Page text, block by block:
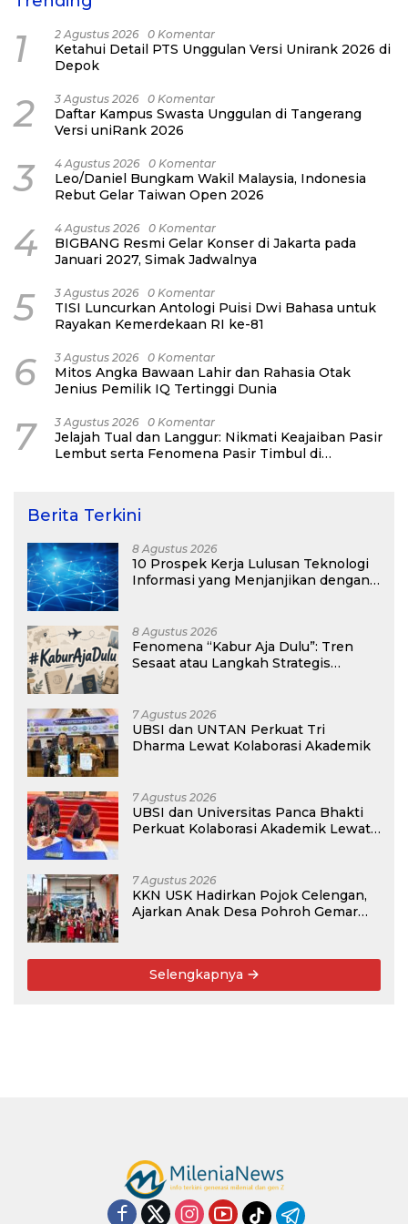
1 2 Agustus 2026 0 Komentar
Ketahui Detail PTS Unggulan Versi Unirank 2026 di
Depok
2 3 Agustus 2026 0 Komentar
Daftar Kampus Swasta Unggulan di Tangerang
Versi uniRank 2026
3 4 Agustus 2026 0 Komentar
Leo/Daniel Bungkam Wakil Malaysia, Indonesia
Rebut Gelar Taiwan Open 2026
4 4 Agustus 2026 0 Komentar
BIGBANG Resmi Gelar Konser di Jakarta pada
Januari 2027, Simak Jadwalnya
5 3 Agustus 2026 0 Komentar
TISI Luncurkan Antologi Puisi Dwi Bahasa untuk
Rayakan Kemerdekaan RI ke-81
6 3 Agustus 2026 0 Komentar
Mitos Angka Bawaan Lahir dan Rahasia Otak
Jenius Pemilik IQ Tertinggi Dunia
7 3 Agustus 2026 0 Komentar
Jelajah Tual dan Langgur: Nikmati Keajaiban Pasir
Lembut serta Fenomena Pasir Timbul di
Berita Terkini
8 Agustus 2026
10 Prospek Kerja Lulusan Teknologi
Informasi yang Menjanjikan dengan
8 Agustus 2026
Fenomena “Kabur Aja Dulu”: Tren
Sesaat atau Langkah Strategis
7 Agustus 2026
UBSI dan UNTAN Perkuat Tri
Dharma Lewat Kolaborasi Akademik
7 Agustus 2026
UBSI dan Universitas Panca Bhakti
Perkuat Kolaborasi Akademik Lewat
7 Agustus 2026
KKN USK Hadirkan Pojok Celengan,
Ajarkan Anak Desa Pohroh Gemar
Selengkapnya